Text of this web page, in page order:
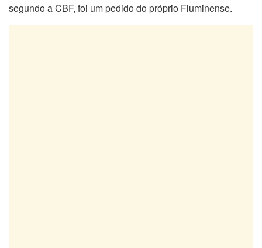
segundo a CBF, foi um pedido do próprio Fluminense.